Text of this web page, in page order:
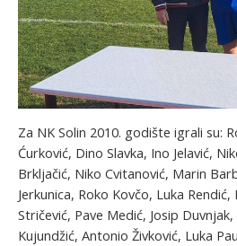
Za NK Solin 2010. godište igrali su:
Ćurković, Dino Slavka, Ino Jelavić,
Brkljačić, Niko Cvitanović, Marin
Jerkunica, Roko Kovčo, Luka
Stričević, Pave Medić, Josip
Kujundžić, Antonio Živković, Luka